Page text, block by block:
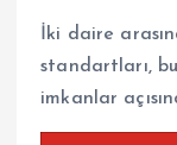
İki daire
standartları,
imkanlar